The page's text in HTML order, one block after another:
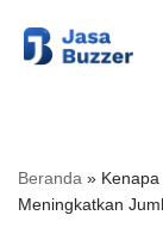
Lompat
Beranda »
Meningkatkan